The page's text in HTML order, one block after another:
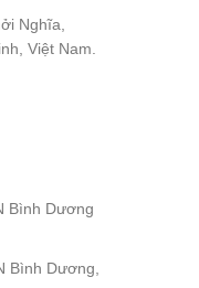
Nghĩa,
Việt Nam.
Bình Dương
Bình Dương,